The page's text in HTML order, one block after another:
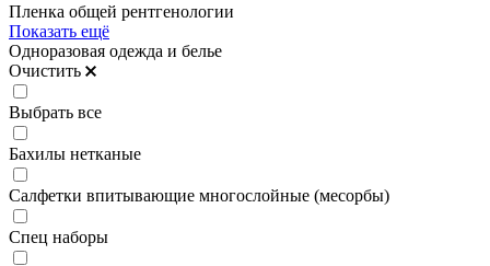
Пленка общей рентгенологии
Показать ещё
Одноразовая одежда и белье
Очистить
Выбрать все
Бахилы нетканые
Салфетки впитывающие многослойные (месорбы)
Спец наборы